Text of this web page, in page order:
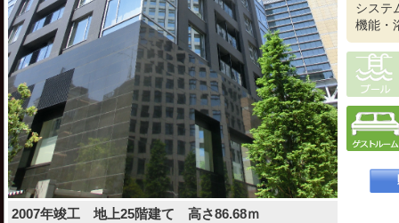
2007年竣工 地上25階建て 高さ86.68ｍ
システ
機能・